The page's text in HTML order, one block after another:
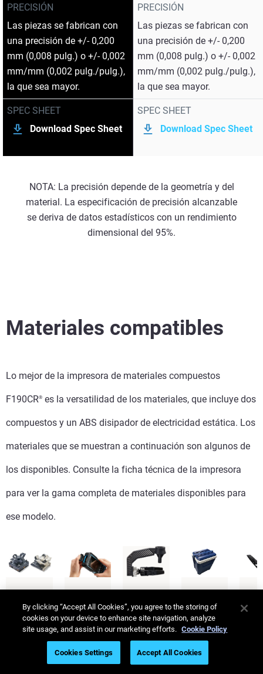
PRECISIÓN
Las piezas se fabrican con
una precisión de +/- 0,200
mm (0,008 pulg.) o +/- 0,002
mm/mm (0,002 pulg./pulg.),
la que sea mayor.
SPEC SHEET
Download Spec Sheet
PRECISIÓN
Las piezas se fabrican con
una precisión de +/- 0,200
mm (0,008 pulg.) o +/- 0,002
mm/mm (0,002 pulg./pulg.),
la que sea mayor.
SPEC SHEET
Download Spec Sheet
NOTA: La precisión depende de la geometría y del
material. La especificación de precisión alcanzable
se deriva de datos estadísticos con un rendimiento
dimensional del 95%.
Materiales compatibles
Lo mejor de la impresora de materiales compuestos
F190CR® es la versatilidad de los materiales, que incluye dos
compuestos y un ABS disipador de electricidad estática. Los
materiales que se muestran a continuación son algunos de
los disponibles. Consulte la ficha técnica de la impresora
para ver la gama completa de materiales disponibles para
ese modelo.
Nylon-
CF10
TPU
92A
Crea
ABS-
CF10
El
Disp
onibl
e en
By clicking “Accept All Cookies”, you agree to the storing of
cookies on your device to enhance site navigation, analyze
site usage, and assist in our marketing efforts. Cookie Policy
Cookies Settings Accept All Cookies